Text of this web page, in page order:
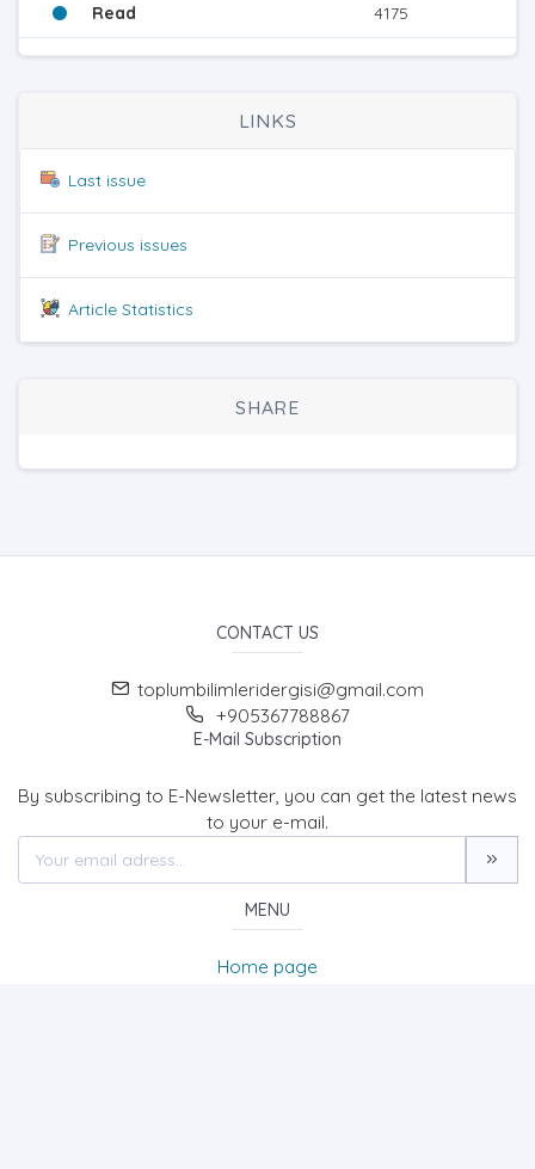
Read 4175
LINKS
Last issue
Previous issues
Article Statistics
SHARE
CONTACT US
toplumbilimleridergisi@gmail.com
+905367788867
E-Mail Subscription
By subscribing to E-Newsletter, you can get the latest news
to your e-mail.
MENU
Home page